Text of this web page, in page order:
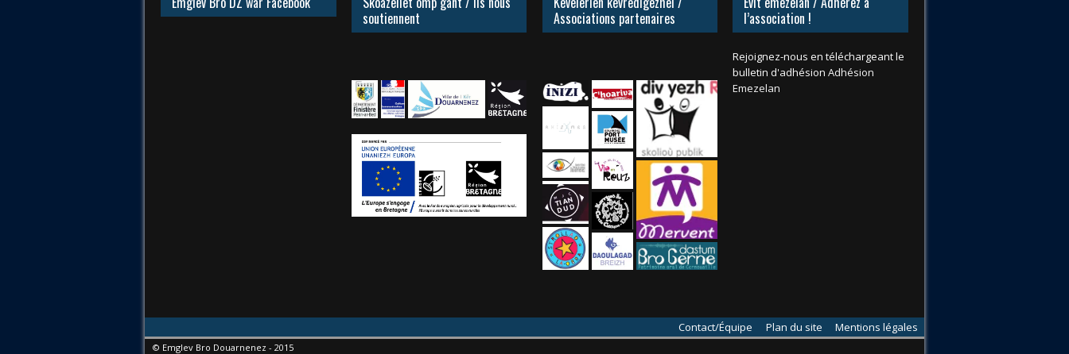
soutiennent
Associations partenaires
l’association !
Rejoignez-nous en téléchargeant le
bulletin d'adhésionAdhésion
Emezelan
Contact/Équipe Plan du site Mentions légales
© Emglev Bro Douarnenez - 2015